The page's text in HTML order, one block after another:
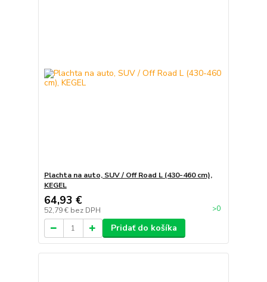
Plachta na auto, SUV / Off Road L (430-460 cm),
KEGEL
64,93 €
52,79 € bez DPH >0
Pridať do košíka